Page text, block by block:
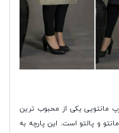
مانتویی یکی از محبوب ترین
و پالتو است. این پارچه به